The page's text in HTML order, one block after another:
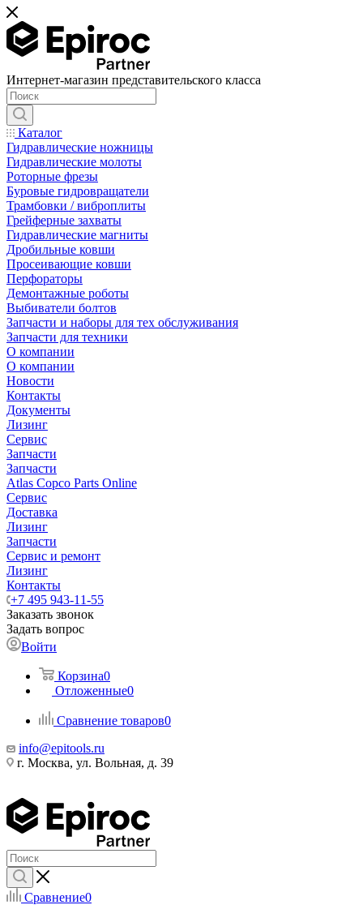
Интернет-магазин представительского класса
Каталог
Гидравлические ножницы
Гидравлические молоты
Роторные фрезы
Буровые гидровращатели
Трамбовки / виброплиты
Грейферные захваты
Гидравлические магниты
Дробильные ковши
Просеивающие ковши
Перфораторы
Демонтажные роботы
Выбиватели болтов
Запчасти и наборы для тех обслуживания
Запчасти для техники
О компании
О компании
Новости
Контакты
Документы
Лизинг
Сервис
Запчасти
Запчасти
Atlas Copco Parts Online
Сервис
Доставка
Лизинг
Запчасти
Сервис и ремонт
Лизинг
Контакты
+7 495 943-11-55
Заказать звонок
Задать вопрос
Войти
Корзина0
Отложенные0
Сравнение товаров0
info@epitools.ru
г. Москва, ул. Вольная, д. 39
Сравнение0